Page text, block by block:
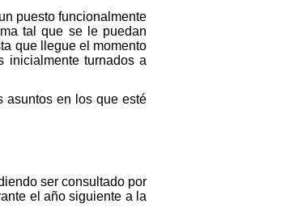
puesto funcionalmente
tal que se le puedan
que llegue el momento
inicialmente turnados a
asuntos en los que esté
ser consultado por
el año siguiente a la